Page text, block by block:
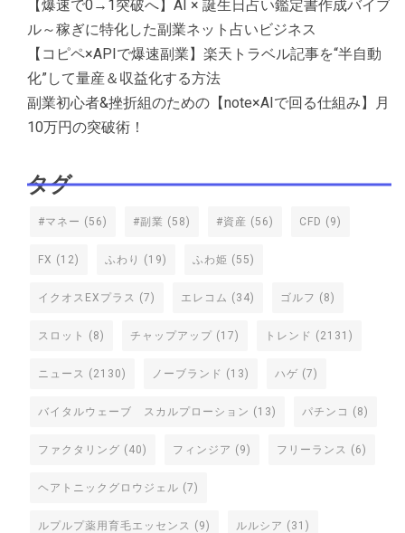
【爆速で0→1突破へ】AI × 誕生日占い鑑定書作成バイブ
ル～稼ぎに特化した副業ネット占いビジネス
【コピペ×APIで爆速副業】楽天トラベル記事を“半自動
化”して量産＆収益化する方法
副業初心者&挫折組のための【note×AIで回る仕組み】月
10万円の突破術！
タグ
#マネー (56) #副業 (58) #資産 (56) CFD (9)
FX (12) ふわり (19) ふわ姫 (55)
イクオスEXプラス (7) エレコム (34) ゴルフ (8)
スロット (8) チャップアップ (17) トレンド (2131)
ニュース (2130) ノーブランド (13) ハゲ (7)
バイタルウェーブ スカルプローション (13) パチンコ (8)
ファクタリング (40) フィンジア (9) フリーランス (6)
ヘアトニックグロウジェル (7)
ルプルプ薬用育毛エッセンス (9) ルルシア (31)